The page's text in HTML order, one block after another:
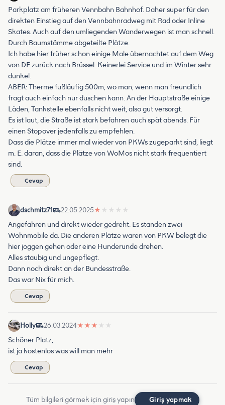
Parkplatz am früheren Vennbahn Bahnhof. Daher super für den
direkten Einstieg auf den Vennbahnradweg mit Rad oder Inline
Skates. Auch auf den umliegenden Wanderwegen ist man schnell.
Durch Baumstämme abgeteilte Plätze.
Ich habe hier früher schon einige Male übernachtet auf dem Weg
von DE zurück nach Brüssel. Keinerlei Service und im Winter sehr
dunkel.
ABER: Therme fußläufig 500m, wo man, wenn man freundlich
fragt auch einfach nur duschen kann. An der Hauptstraße einige
Läden, Tankstelle ebenfalls nicht weit, also gut versorgt.
Es ist laut, die Straße ist stark befahren auch spät abends. Für
einen Stopover jedenfalls zu empfehlen.
Dass die Plätze immer mal wieder von PKWs zugeparkt sind, liegt
m. E. daran, dass die Plätze von WoMos nicht stark frequentiert
sind.
Cevap
dschmitz71 22.05.2025★ ★ ★ ★ ★
Angefahren und direkt wieder gedreht. Es standen zwei
Wohnmobile da. Die anderen Plätze waren von PKW belegt die
hier joggen gehen oder eine Hunderunde drehen.
Alles staubig und ungepflegt.
Dann noch direkt an der Bundesstraße.
Das war Nix für mich.
Cevap
Holly 26.03.2024★ ★ ★ ★ ★
Schöner Platz,
ist ja kostenlos was will man mehr
Cevap
Tüm bilgileri görmek için giriş yapın Giriş yapmak